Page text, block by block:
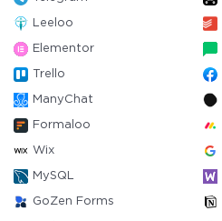
Leeloo
Elementor
Trello
ManyChat
Formaloo
Wix
MySQL
GoZen Forms